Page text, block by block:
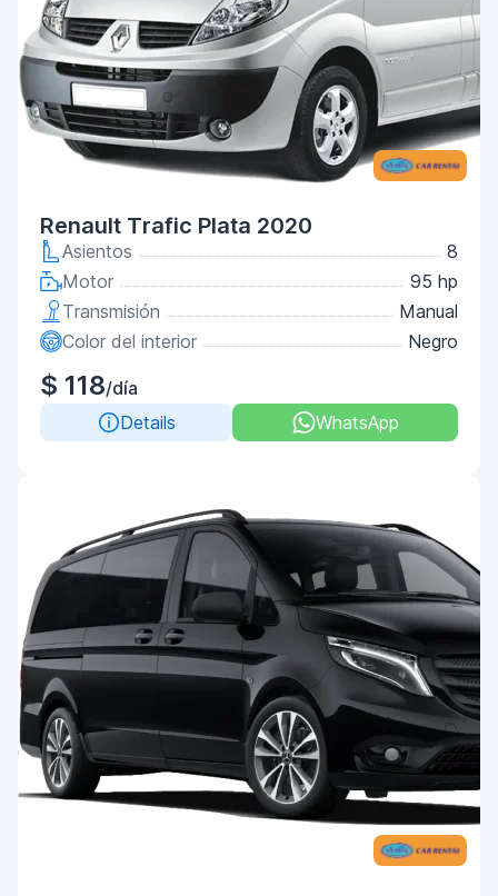
Renault Trafic Plata 2020
Asientos
8
Motor
95 hp
Transmisión
Manual
Color del interior
Negro
$ 118/día
Details
WhatsApp